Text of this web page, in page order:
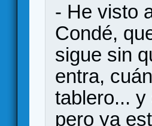
- He visto
Condé,
sigue sin
entra,
tablero...
pero ya